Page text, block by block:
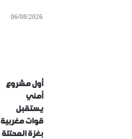
06/08/2026
أول مشروع
أمني
يستقبل
قوات مغربية
بغزة المحتلة